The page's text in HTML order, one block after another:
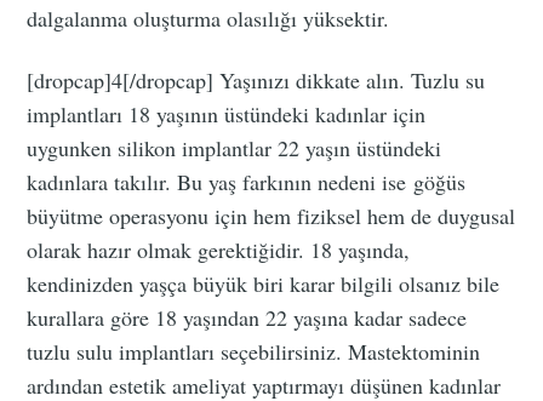
dalgalanma oluşturma olasılığı yüksektir.
[dropcap]4[/dropcap] Yaşınızı dikkate alın. Tuzlu su
implantları 18 yaşının üstündeki kadınlar için
uygunken silikon implantlar 22 yaşın üstündeki
kadınlara takılır. Bu yaş farkının nedeni ise göğüs
büyütme operasyonu için hem fiziksel hem de duygusal
olarak hazır olmak gerektiğidir. 18 yaşında,
kendinizden yaşça büyük biri karar bilgili olsanız bile
kurallara göre 18 yaşından 22 yaşına kadar sadece
tuzlu sulu implantları seçebilirsiniz. Mastektominin
ardından estetik ameliyat yaptırmayı düşünen kadınlar